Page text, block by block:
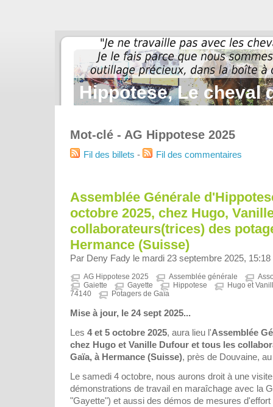
Hippotese, Le cheval
Mot-clé - AG Hippotese 2025
Fil des billets - Fil des commentaires
Assemblée Générale
octobre 2025, chez Hugo,
collaborateurs(trices) des
Hermance (Suisse)
Par Deny Fady le mardi 23 septembre 2025,
AG Hippotese 2025 Assemblée générale
Gaiette
Gayette Hippotese
Hugo et
74140
Potagers de Gaïa
Mise à jour, le 24 sept 2025...
Les 4 et 5 octobre 2025, aura lieu l'Assemblée
chez Hugo et Vanille Dufour et tous les
Gaïa, à Hermance (Suisse), près de Douvaine,
Le samedi 4 octobre, nous aurons droit à une
démonstrations de travail en maraîchage avec la
"Gayette") et aussi des démos de mesures